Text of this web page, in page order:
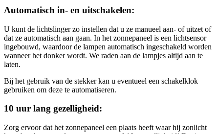
Automatisch in- en uitschakelen:
U kunt de lichtslinger zo instellen dat u ze manueel aan- of uitzet of
dat ze automatisch aan gaan. In het zonnepaneel is een lichtsensor
ingebouwd, waardoor de lampen automatisch ingeschakeld worden
wanneer het donker wordt. We raden aan de lampjes altijd aan te
laten.
Bij het gebruik van de stekker kan u eventueel een schakelklok
gebruiken om deze te automatiseren.
10 uur lang gezelligheid:
Zorg ervoor dat het zonnepaneel een plaats heeft waar hij zonlicht